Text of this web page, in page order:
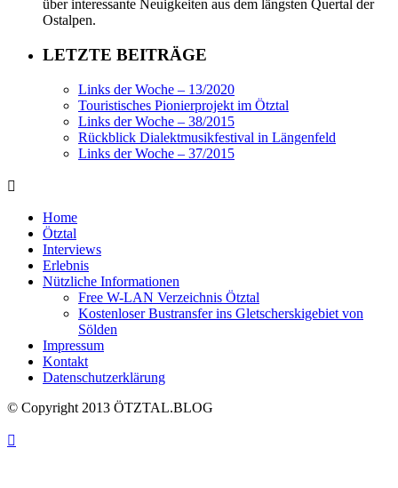
über interessante Neuigkeiten aus dem längsten Quertal der
Ostalpen.
LETZTE BEITRÄGE
Links der Woche – 13/2020
Touristisches Pionierprojekt im Ötztal
Links der Woche – 38/2015
Rückblick Dialektmusikfestival in Längenfeld
Links der Woche – 37/2015
Home
Ötztal
Interviews
Erlebnis
Nützliche Informationen
Free W-LAN Verzeichnis Ötztal
Kostenloser Bustransfer ins Gletscherskigebiet von
Sölden
Impressum
Kontakt
Datenschutzerklärung
© Copyright 2013 ÖTZTAL.BLOG